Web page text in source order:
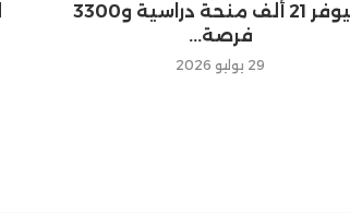
سيوفر 21 ألف منحة دراسية و3300
فرصة...
29 يوليو 2026